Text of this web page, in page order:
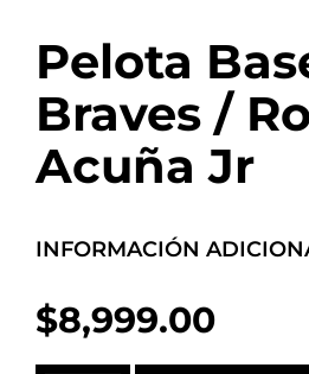
Pelota
Braves /
Acuña Jr
INFORMACIÓN
$8,999.00